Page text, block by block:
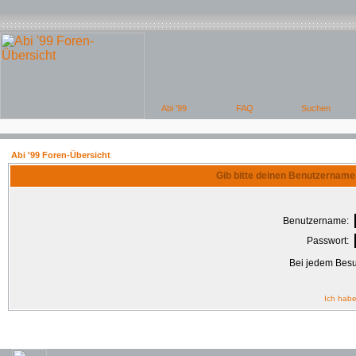
Abi '99 Foren-Übersicht
Gib bitte deinen
Benutzername:
Passwort:
Bei jedem
Ich